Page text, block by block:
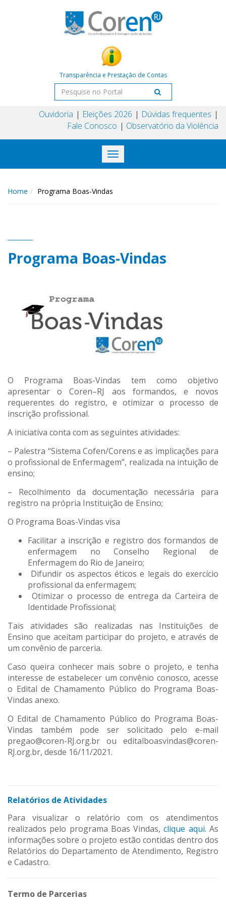
Transparência e Prestação de Contas
Ouvidoria Eleições 2026
Dúvidas frequentes
Fale Conosco
Observatório da Violência
Toggle
navigation
Home Programa Boas-Vindas
Programa Boas-Vindas
O Programa Boas-Vindas tem como objetivo
apresentar o Coren–RJ aos formandos, e novos
requerentes do registro, e otimizar o processo de
inscrição profissional.
A iniciativa conta com as seguintes atividades:
– Palestra “Sistema Cofen/Corens e as implicações para
o profissional de Enfermagem”, realizada na intuição de
ensino;
– Recolhimento da documentação necessária para
registro na própria Instituição de Ensino;
O Programa Boas-Vindas visa
Facilitar a inscrição e registro dos formandos de
enfermagem no Conselho Regional de
Enfermagem do Rio de Janeiro;
Difundir os aspectos éticos e legais do exercício
profissional da enfermagem;
Otimizar o processo de entrega da Carteira de
Identidade Profissional;
Tais atividades são realizadas nas Instituições de
Ensino que aceitam participar do projeto, e através de
um convênio de parceria.
Caso queira conhecer mais sobre o projeto, e tenha
interesse de estabelecer um convênio conosco, acesse
o Edital de Chamamento Público do Programa Boas-
Vindas anexo.
O Edital de Chamamento Público do Programa Boas-
Vindas também pode ser solicitado pelo e-mail
pregao@coren-RJ.org.br ou editalboasvindas@coren-
RJ.org.br, desde 16/11/2021.
Relatórios de Atividades
Para visualizar o relatório com os atendimentos
realizados pelo programa Boas Vindas,clique aqui. As
informações sobre o projeto estão contidas dentro dos
Relatórios do Departamento de Atendimento, Registro
e Cadastro.
Termo de Parcerias